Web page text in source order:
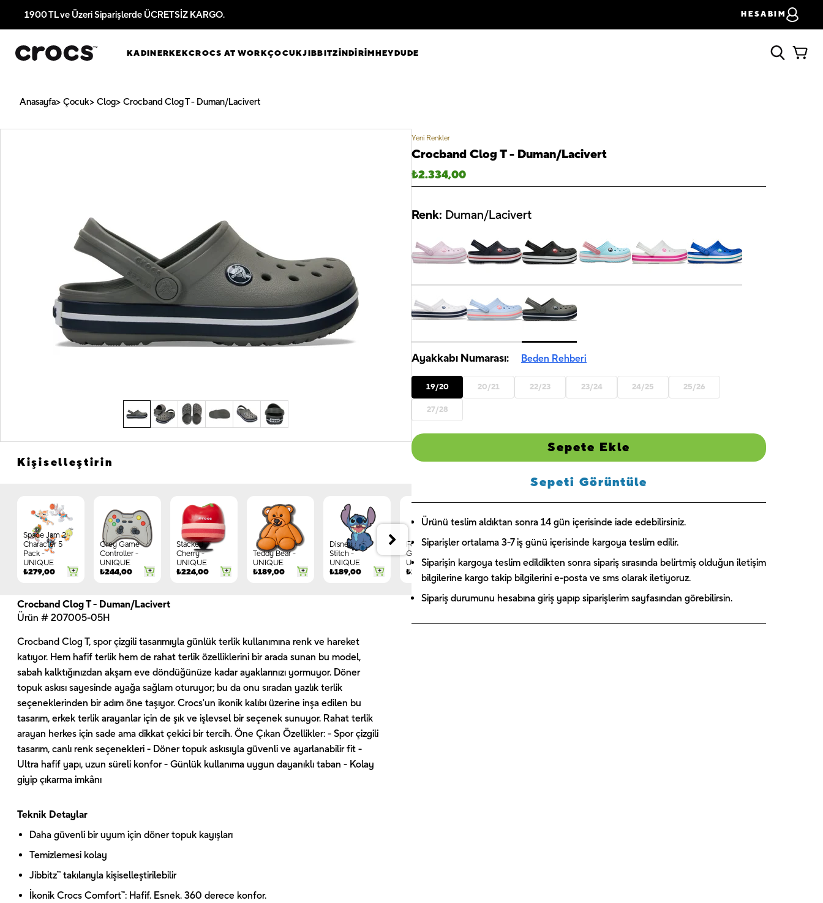
1900 TL ve Üzeri Siparişlerde ÜCRETSİZ KARGO. HESABIM
KADINERKEKCROCS AT WORKÇOCUKJIBBITZİNDİRİMHEYDUDE
Anasayfa Çocuk Clog Crocband Clog T - Duman/Lacivert
Kişiselleştirin
Space Jam 2
Character 5
Pack -
UNIQUE
₺279,00
Grey Game
Controller -
UNIQUE
₺244,00
Stacked
Cherry -
UNIQUE
₺224,00
Teddy Bear -
UNIQUE
₺189,00
Disney
Stitch -
UNIQUE
₺189,00
Forest
Gnome -
UNIQUE
₺149,00
Jibbitz
UNIQUE
244,00
Captain
UNIQUE
Paw Patrol
UNIQUE
244,00
- UNIQUE
Crocband Clog T - Duman/Lacivert
Ürün # 207005-05H
Crocband Clog T, spor çizgili tasarımıyla günlük terlik kullanımına renk ve hareket
katıyor. Hem hafif terlik hem de rahat terlik özelliklerini bir arada sunan bu model,
sabah kalktığınızdan akşam eve döndüğünüze kadar ayaklarınızı yormuyor. Döner
topuk askısı sayesinde ayağa sağlam oturuyor; bu da onu sıradan yazlık terlik
seçeneklerinden bir adım öne taşıyor. Crocs'un ikonik kalıbı üzerine inşa edilen bu
tasarım, erkek terlik arayanlar için de şık ve işlevsel bir seçenek sunuyor. Rahat terlik
arayan herkes için sade ama dikkat çekici bir tercih. Öne Çıkan Özellikler: - Spor çizgili
tasarım, canlı renk seçenekleri - Döner topuk askısıyla güvenli ve ayarlanabilir fit -
Ultra hafif yapı, uzun süreli konfor - Günlük kullanıma uygun dayanıklı taban - Kolay
giyip çıkarma imkânı
Teknik Detaylar
Daha güvenli bir uyum için döner topuk kayışları
Temizlemesi kolay
Jibbitz™ takılarıyla kişiselleştirilebilir
İkonik Crocs Comfort™: Hafif. Esnek. 360 derece konfor.
Yeni Renkler
Crocband Clog T - Duman/Lacivert
₺2.334,00
Renk: Duman/Lacivert
Ayakkabı Numarası: Beden Rehberi
19/20 20/21 22/23 23/24 24/25 25/26
27/28
Sepete Ekle
Sepeti Görüntüle
Ürünü teslim aldıktan sonra 14 gün içerisinde iade edebilirsiniz.
Siparişler ortalama 3-7 iş günü içerisinde kargoya teslim edilir.
Siparişin kargoya teslim edildikten sonra sipariş sırasında belirtmiş olduğun iletişim
bilgilerine kargo takip bilgilerini e-posta ve sms olarak iletiyoruz.
Sipariş durumunu hesabına giriş yapıp siparişlerim sayfasından görebilirsin.